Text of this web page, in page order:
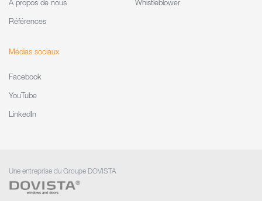
À propos de nous
Références
Whistleblower
Médias sociaux
Facebook
YouTube
LinkedIn
Une entreprise du Groupe DOVISTA